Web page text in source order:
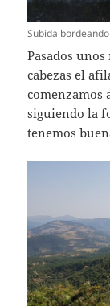
Subida
Pasados
cabezas el
comenzamos
siguiendo la
tenemos